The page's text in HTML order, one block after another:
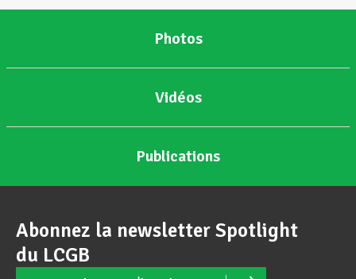
Photos
Vidéos
Publications
Abonnez la newsletter Spotlight
du LCGB